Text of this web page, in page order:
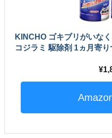
KINCHO ゴキブリがいな
コジラミ 駆除剤 1ヵ月寄